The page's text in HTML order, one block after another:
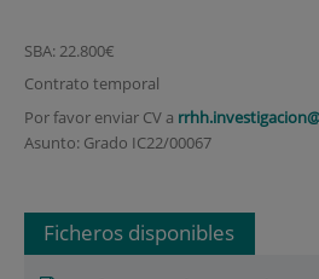
SBA: 22.800€
Contrato temporal
Por favor enviar CV a
Asunto: Grado IC22/00067
Ficheros disponibles